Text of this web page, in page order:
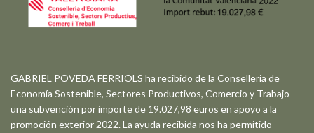
GABRIEL POVEDA FERRIOLS ha recibido de la Conselleria de
Economía Sostenible, Sectores Productivos, Comercio y Trabajo
una subvención por importe de 19.027,98 euros en apoyo a la
promoción exterior 2022. La ayuda recibida nos ha permitido